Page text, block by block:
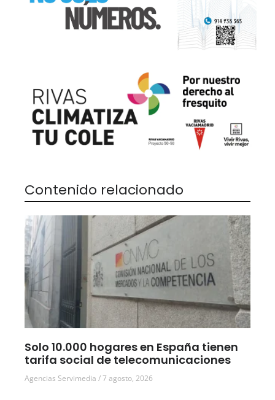
Contenido relacionado
Solo 10.000 hogares en España tienen
tarifa social de telecomunicaciones
Agencias Servimedia 7 agosto, 2026